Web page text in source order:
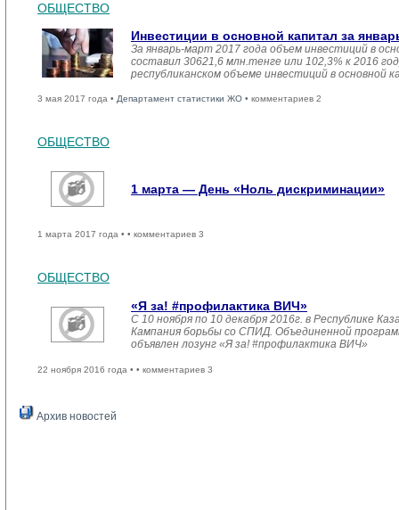
ОБЩЕСТВО
Инвестиции в основной капитал за
За январь-март 2017 года объем инвестиций в
составил 30621,6 млн.тенге или 102,3% к 2016
республиканском объеме инвестиций в основной
3 мая 2017 года • Департамент статистики ЖО • комментариев 2
ОБЩЕСТВО
1 марта — День «Ноль дискриминации»
1 марта 2017 года • • комментариев 3
ОБЩЕСТВО
«Я за! #профилактика ВИЧ»
С 10 ноября по 10 декабря 2016г. в Республике
Кампания борьбы со СПИД. Объединенной
объявлен лозунг «Я за! #профилактика ВИЧ»
22 ноября 2016 года • • комментариев 3
Архив новостей